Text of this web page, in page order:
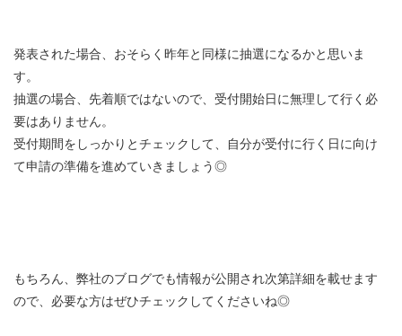
発表された場合、おそらく昨年と同様に抽選になるかと思いま
す。
抽選の場合、先着順ではないので、受付開始日に無理して行く必
要はありません。
受付期間をしっかりとチェックして、自分が受付に行く日に向け
て申請の準備を進めていきましょう◎
もちろん、弊社のブログでも情報が公開され次第詳細を載せます
ので、必要な方はぜひチェックしてくださいね◎